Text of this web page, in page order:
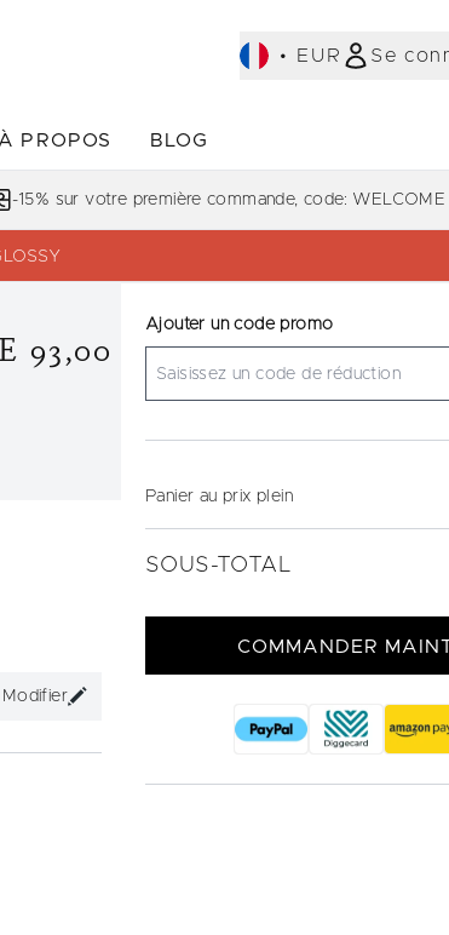
• EUR Se
Accédez au sous-menu (BEST-SELLERS) Accédez au sous-menu (COLLECTIONS)
À PROPOS BLOG
-15% sur votre première commande, code: WELCOME
93,00
Modifier
Ajouter un code promo
Panier au prix plein
SOUS-TOTAL
COMMANDER